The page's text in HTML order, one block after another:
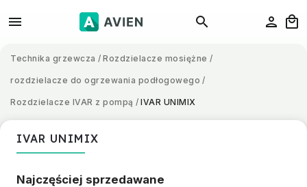
Technika grzewcza / Rozdzielacze mosiężne /
rozdzielacze do ogrzewania podłogowego /
Rozdzielacze IVAR z pompą / IVAR UNIMIX
IVAR UNIMIX
Najczęściej sprzedawane